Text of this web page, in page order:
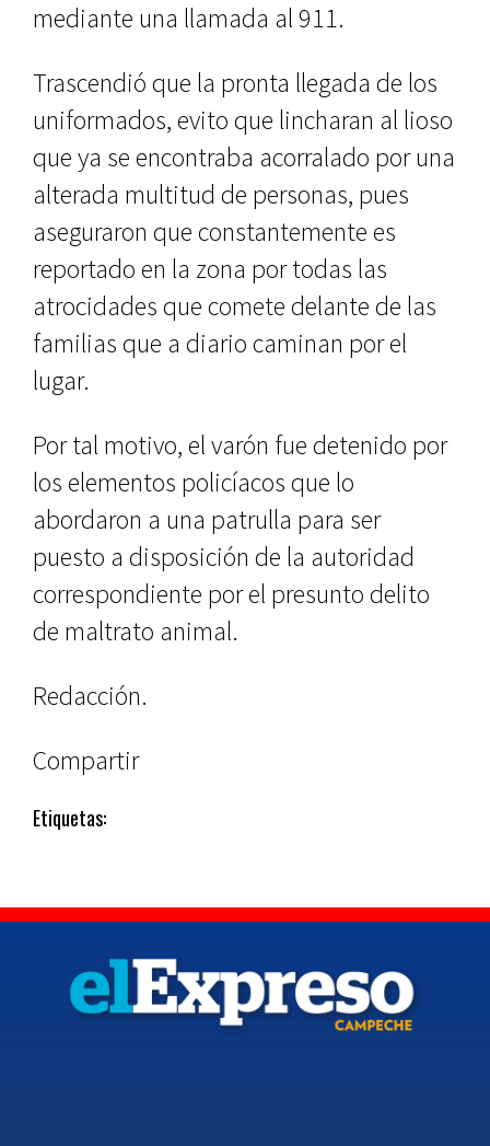
mediante una llamada al 911.
Trascendió que la pronta llegada de los
uniformados, evito que lincharan al lioso
que ya se encontraba acorralado por una
alterada multitud de personas, pues
aseguraron que constantemente es
reportado en la zona por todas las
atrocidades que comete delante de las
familias que a diario caminan por el
lugar.
Por tal motivo, el varón fue detenido por
los elementos policíacos que lo
abordaron a una patrulla para ser
puesto a disposición de la autoridad
correspondiente por el presunto delito
de maltrato animal.
Redacción.
Compartir
Etiquetas: